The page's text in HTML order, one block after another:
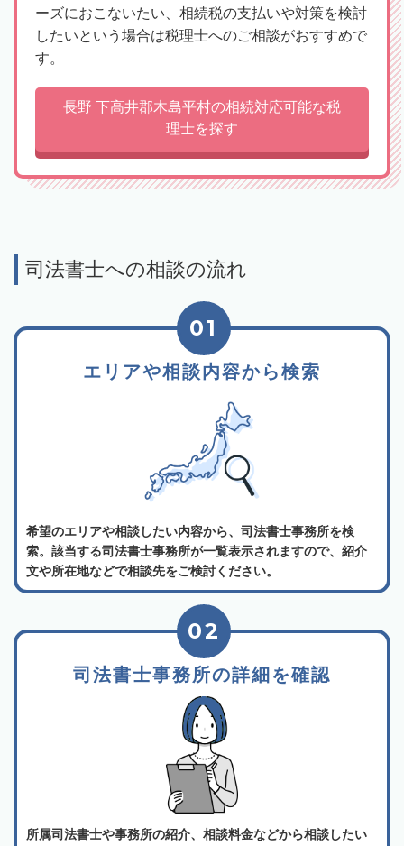
ーズにおこないたい、相続税の支払いや対策を検討
したいという場合は税理士へのご相談がおすすめで
す。
長野 下高井郡木島平村の相続対応可能な税
理士を探す
司法書士への相談の流れ
エリアや相談内容から検索
01
希望のエリアや相談したい内容から、司法書士事務所を検
索。該当する司法書士事務所が一覧表示されますので、紹介
文や所在地などで相談先をご検討ください。
司法書士事務所の詳細を確認
02
所属司法書士や事務所の紹介、相談料金などから相談したい